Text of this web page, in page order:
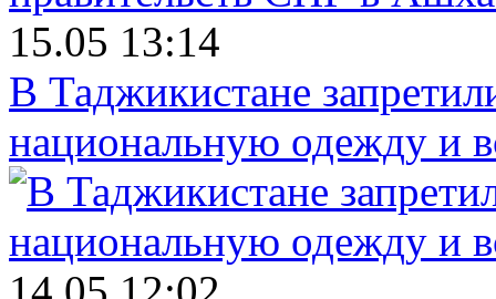
15.05 13:14
В Таджикистане
национальную одежду и